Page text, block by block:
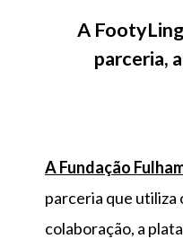
A
parceria,
A Fundação
parceria que utiliza
colaboração, a